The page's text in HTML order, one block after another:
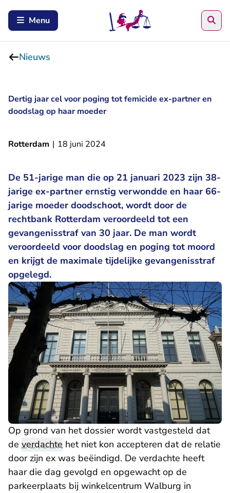
Menu
Nieuws
Dertig jaar cel voor poging tot femicide ex-partner en
doodslag op haar moeder
Rotterdam | 18 juni 2024
De 51-jarige man die op 21 januari 2023 zijn 38-
jarige ex-partner ernstig verwondde en haar 66-
jarige moeder doodschoot, wordt door de
rechtbank Rotterdam veroordeeld tot een
gevangenisstraf van 30 jaar. De man wordt
veroordeeld voor doodslag en poging tot moord
en krijgt de maximale tijdelijke gevangenisstraf
opgelegd.
Op grond van het dossier wordt vastgesteld dat
de verdachte het niet kon accepteren dat de relatie
door zijn ex was beëindigd. De verdachte heeft
haar die dag gevolgd en opgewacht op de
parkeerplaats bij winkelcentrum Walburg in